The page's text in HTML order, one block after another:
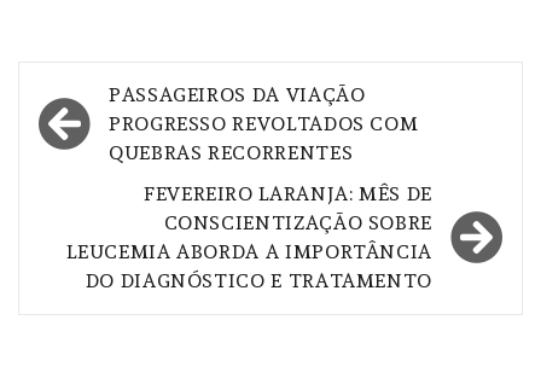
Navegação
de
PASSAGEIROS DA VIAÇÃO
PROGRESSO REVOLTADOS COM
QUEBRAS RECORRENTES
FEVEREIRO LARANJA: MÊS DE
CONSCIENTIZAÇÃO SOBRE
LEUCEMIA ABORDA A IMPORTÂNCIA
DO DIAGNÓSTICO E TRATAMENTO